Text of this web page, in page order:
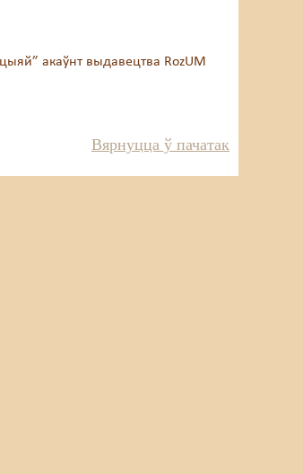
акаўнт выдавецтва RozUM
Вярнуцца ў пачатак